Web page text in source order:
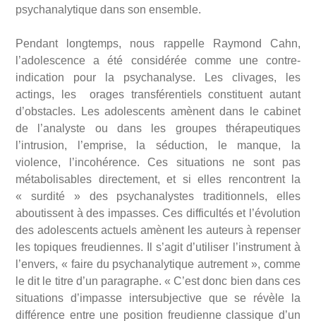
psychanalytique dans son ensemble.
Pendant longtemps, nous rappelle Raymond Cahn,
l’adolescence a été considérée comme une contre-
indication pour la psychanalyse. Les clivages, les
actings, les orages transférentiels constituent autant
d’obstacles. Les adolescents amènent dans le cabinet
de l’analyste ou dans les groupes thérapeutiques
l’intrusion, l’emprise, la séduction, le manque, la
violence, l’incohérence. Ces situations ne sont pas
métabolisables directement, et si elles rencontrent la
« surdité » des psychanalystes traditionnels, elles
aboutissent à des impasses. Ces difficultés et l’évolution
des adolescents actuels amènent les auteurs à repenser
les topiques freudiennes. Il s’agit d’utiliser l’instrument à
l’envers, « faire du psychanalytique autrement », comme
le dit le titre d’un paragraphe. « C’est donc bien dans ces
situations d’impasse intersubjective que se révèle la
différence entre une position freudienne classique d’un